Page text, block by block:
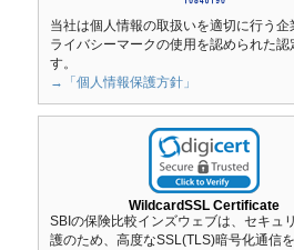
当社は個人情報の取扱いを適切に行う企
ライバシーマークの使用を認められた認
す。
→「個人情報保護方針」
WildcardSSL Certificate
SBIの保険比較インズウェブは、セキュ
護のため、高度なSSL(TLS)暗号化通信